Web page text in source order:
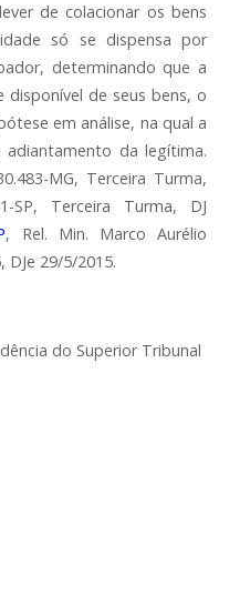
de colacionar os bens
só se dispensa por
determinando que a
de seus bens, o
em análise, na qual a
da legítima.
MG, Terceira Turma,
SP, Terceira Turma, DJ
, Rel. Min. Marco Aurélio
DJe 29/5/2015.
do Superior Tribunal